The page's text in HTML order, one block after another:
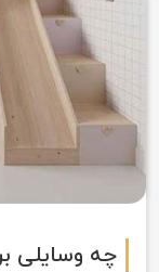
چه وسایلی